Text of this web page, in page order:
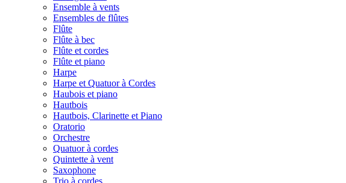
Ensemble à vents
Ensembles de flûtes
Flûte
Flûte à bec
Flûte et cordes
Flûte et piano
Harpe
Harpe et Quatuor à Cordes
Haubois et piano
Hautbois
Hautbois, Clarinette et Piano
Oratorio
Orchestre
Quatuor à cordes
Quintette à vent
Saxophone
Trio à cordes